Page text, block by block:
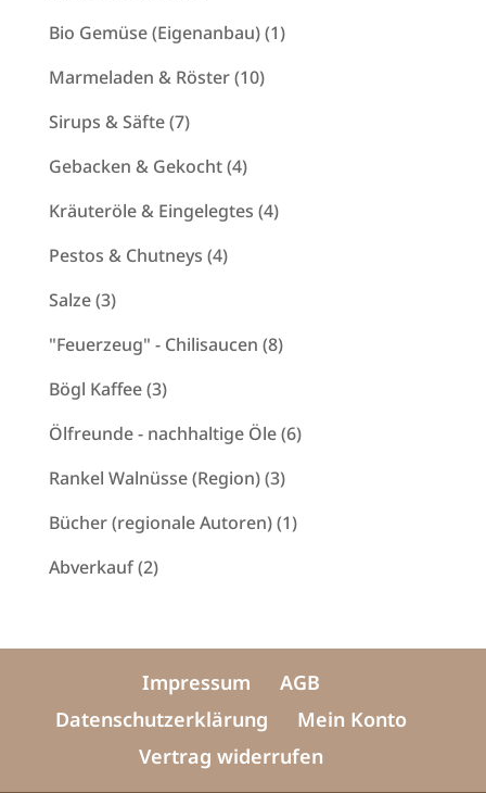
Produkte
Bio Gemüse (Eigenanbau) 11
Marmeladen & Röster 1010
Sirups & Säfte 77
Produkte
Gebacken & Gekocht 44
Produkte
Kräuteröle & Eingelegtes 44
Pestos & Chutneys 44
Salze 33
Produkte
"Feuerzeug" - Chilisaucen 88
Bögl Kaffee 33
Produkte
Ölfreunde - nachhaltige Öle 66
Rankel Walnüsse (Region) 33
Produkte
Bücher (regionale Autoren) 11
Abverkauf 22
Impressum
AGB
Datenschutzerklärung
Mein Konto
Vertrag widerrufen